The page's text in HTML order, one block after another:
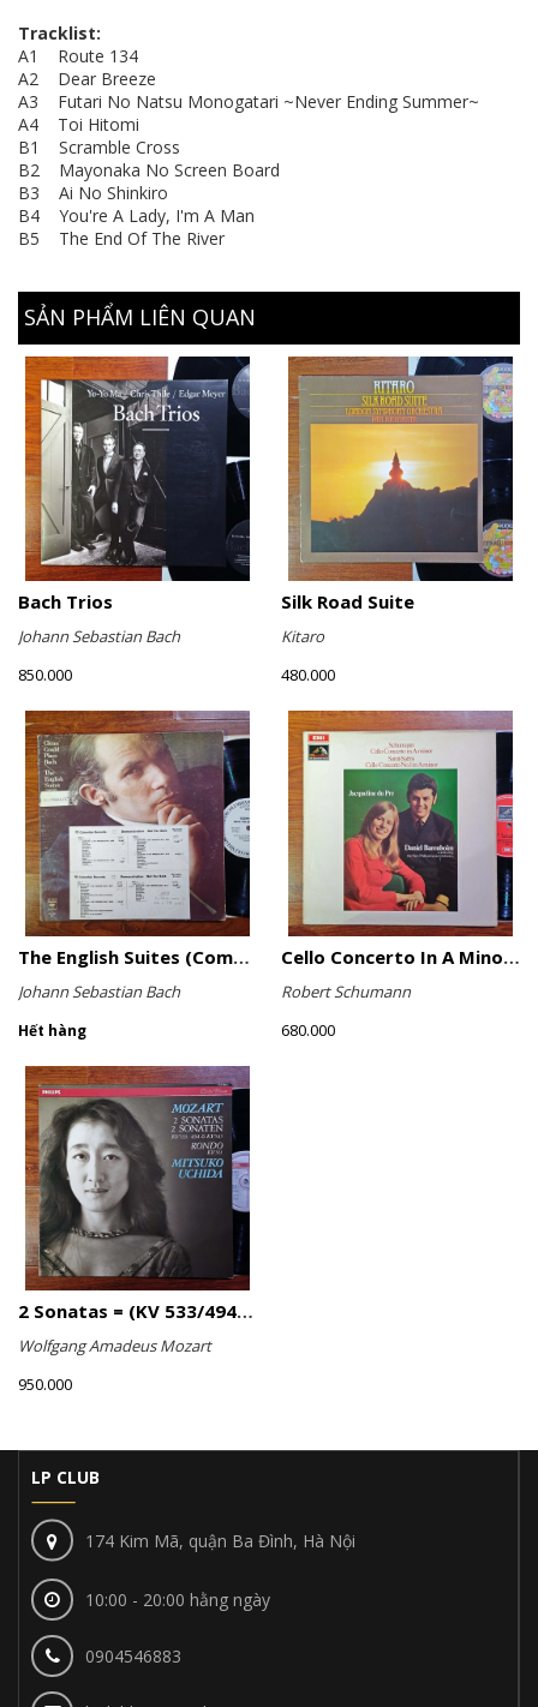
Tracklist:
A1 Route 134
A2 Dear Breeze
A3 Futari No Natsu Monogatari ~Never Ending Summer~
A4 Toi Hitomi
B1 Scramble Cross
B2 Mayonaka No Screen Board
B3 Ai No Shinkiro
B4 You're A Lady, I'm A Man
B5 The End Of The River
SẢN PHẨM LIÊN QUAN
Bach Trios
Johann Sebastian Bach
850.000
Silk Road Suite
Kitaro
480.000
The English Suites (Complete)
Johann Sebastian Bach
Hết hàng
Cello Concerto In A Minor, Cello Concerto No.1 In A Minor
Robert Schumann
680.000
2 Sonatas = (KV 533/494 & KV 545) / Rondo (KV 511)
Wolfgang Amadeus Mozart
950.000
LP CLUB
174 Kim Mã, quận Ba Đình, Hà Nội
10:00 - 20:00 hằng ngày
0904546883